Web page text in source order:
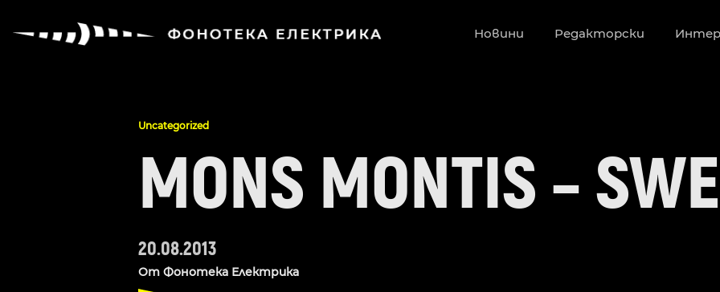
Новини Редакторски
Uncategorized
MONS MONTIS –
20.08.2013
От Фонотека Електрика